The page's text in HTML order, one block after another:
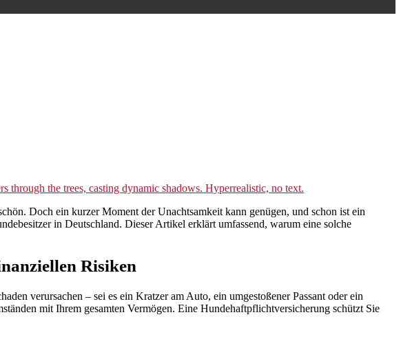
Doch ein kurzer Moment der Unachtsamkeit kann genügen, und schon ist ein
in Deutschland. Dieser Artikel erklärt umfassend, warum eine solche
Risiken
verursachen – sei es ein Kratzer am Auto, ein umgestoßener Passant oder ein
mit Ihrem gesamten Vermögen. Eine Hundehaftpflichtversicherung schützt Sie